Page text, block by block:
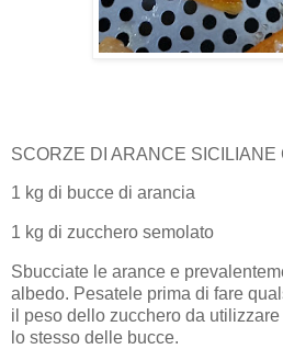
SCORZE DI ARANCE SICILIANE
1 kg di bucce di arancia
1 kg di zucchero semolato
Sbucciate le arance e
albedo. Pesatele prima di fare
il peso dello zucchero da
lo stesso delle bucce.